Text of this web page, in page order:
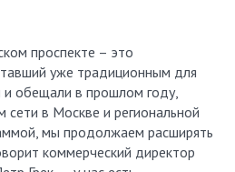
проспекте – это
уже традиционным для
обещали в прошлом году,
сети в Москве и региональной
мы продолжаем расширять
коммерческий директор